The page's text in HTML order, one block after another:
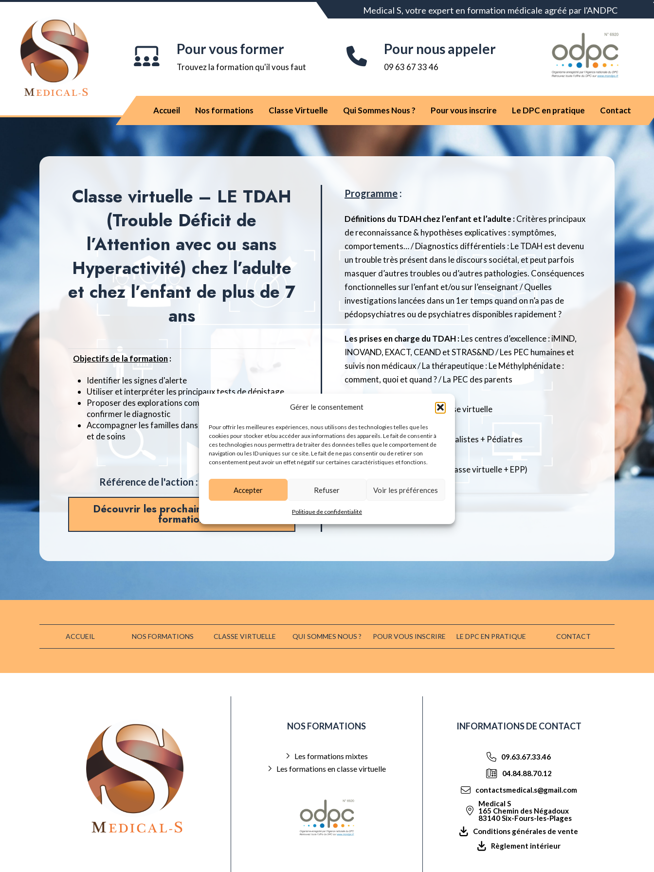
Gérer le consentement
Pour offrir les meilleures expériences, nous utilisons des technologies telles que les
cookies pour stocker et/ou accéder aux informations des appareils. Le fait de consentir à
ces technologies nous permettra de traiter des données telles que le comportement de
navigation ou les ID uniques sur ce site. Le fait de ne pas consentir ou de retirer son
consentement peut avoir un effet négatif sur certaines caractéristiques et fonctions.
Accepter Refuser Voir les préférences
Politique de confidentialité
Medical S, votre expert en formation médicale agréé par l'ANDPC
Pour vous former
Trouvez la formation qu'il vous faut
Pour nous appeler
09 63 67 33 46
Accueil Nos formations Classe Virtuelle Qui Sommes Nous ? Pour vous inscrire Le DPC en pratique Contact
Classe virtuelle – LE TDAH
(Trouble Déficit de
l’Attention avec ou sans
Hyperactivité) chez l’adulte
et chez l’enfant de plus de 7
ans
Objectifs de la formation:
Identifier les signes d'alerte
Utiliser et interpréter les principaux tests de dépistage
Proposer des explorations complémentaires pour
confirmer le diagnostic
Accompagner les familles dans le parcours diagnostique
et de soins
Référence de l'action : 69202425103
Découvrir les prochaines sessions de
formation
Programme :
Définitions du TDAH chez l’enfant et l’adulte :Critères principaux
de reconnaissance & hypothèses explicatives : symptômes,
comportements… / Diagnostics différentiels : Le TDAH est devenu
un trouble très présent dans le discours sociétal, et peut parfois
masquer d’autres troubles ou d’autres pathologies. Conséquences
fonctionnelles sur l’enfant et/ou sur l’enseignant / Quelles
investigations lancées dans un 1er temps quand on n’a pas de
pédopsychiatres ou de psychiatres disponibles rapidement ?
Les prises en charge du TDAH :Les centres d’excellence : iMIND,
INOVAND, EXACT, CEAND et STRAS&ND / Les PEC humaines et
suivis non médicaux / La thérapeutique : Le Méthylphénidate :
comment, quoi et quand ? / La PEC des parents
Durée : De 20h à 23h en Classe virtuelle
Public visé :Médecins généralistes + Pédiatres
Format d'action : Mixte (Classe virtuelle + EPP)
ACCUEIL NOS FORMATIONS CLASSE VIRTUELLE QUI SOMMES NOUS ? POUR VOUS INSCRIRE LE DPC EN PRATIQUE CONTACT
NOS FORMATIONS
Les formations mixtes
Les formations en classe virtuelle
INFORMATIONS DE CONTACT
09.63.67.33.46
04.84.88.70.12
contactsmedical.s@gmail.com
Medical S
165 Chemin des Négadoux
83140 Six-Fours-les-Plages
Conditions générales de vente
Règlement intérieur